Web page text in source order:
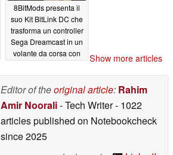
8BitMods presenta il
suo Kit BitLink DC che
trasforma un controller
Sega Dreamcast in un
volante da corsa con
Show more articles
Editor of theoriginal article: Rahim
Amir Noorali- Tech Writer- 1022
articles published on Notebookcheck
since 2025